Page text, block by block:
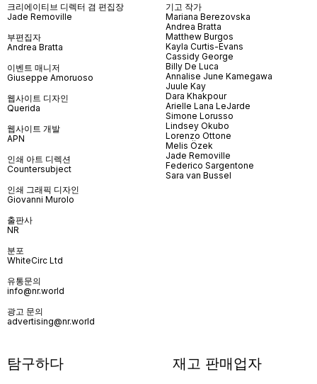
크리에이티브 디렉터 겸 편집장
Jade Removille
부편집자
Andrea Bratta
이벤트 매니저
Giuseppe Amoruoso
웹사이트 디자인
Querida
웹사이트 개발
APN
인쇄 아트 디렉션
Countersubject
인쇄 그래픽 디자인
Giovanni Murolo
출판사
NR
분포
WhiteCirc Ltd
유통문의
info@nr.world
광고 문의
advertising@nr.world
기고 작가
Mariana Berezovska
Andrea Bratta
Matthew Burgos
Kayla Curtis-Evans
Cassidy George
Billy De Luca
Annalise June Kamegawa
Juule Kay
Dara Khakpour
Arielle Lana LeJarde
Simone Lorusso
Lindsey Okubo
Lorenzo Ottone
Melis Özek
Jade Removille
Federico Sargentone
Sara van Bussel
탐구하다 재고 판매업자